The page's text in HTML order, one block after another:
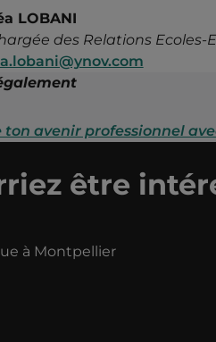
LOBANI
des Relations Ecoles-
ton avenir professionnel
être
à Montpellier